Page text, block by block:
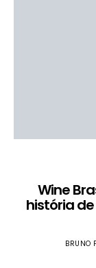
Wine
história
BRUNO